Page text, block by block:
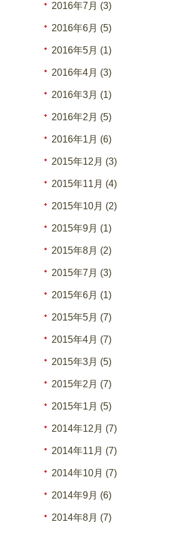
2016年7月 (3)
2016年6月 (5)
2016年5月 (1)
2016年4月 (3)
2016年3月 (1)
2016年2月 (5)
2016年1月 (6)
2015年12月 (3)
2015年11月 (4)
2015年10月 (2)
2015年9月 (1)
2015年8月 (2)
2015年7月 (3)
2015年6月 (1)
2015年5月 (7)
2015年4月 (7)
2015年3月 (5)
2015年2月 (7)
2015年1月 (5)
2014年12月 (7)
2014年11月 (7)
2014年10月 (7)
2014年9月 (6)
2014年8月 (7)